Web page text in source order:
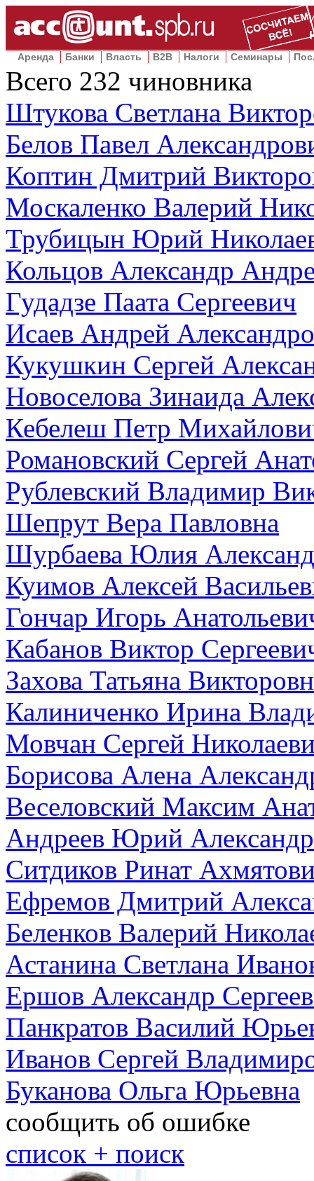
Аренда Банки Власть B2B Налоги Семинары
Всего 232 чиновника
Штукова Светлана
Белов Павел
Коптин Дмитрий
Москаленко Валерий
Трубицын Юрий
Кольцов Александр
Гудадзе Паата Сергеевич
Исаев Андрей
Кукушкин Сергей
Новоселова Зинаида
Кебелеш Петр
Романовский Сергей
Рублевский Владимир
Шепрут Вера Павловна
Шурбаева Юлия
Куимов Алексей
Гончар Игорь
Кабанов Виктор
Захова Татьяна
Калиниченко Ирина
Мовчан Сергей
Борисова Алена
Веселовский Максим
Андреев Юрий
Ситдиков Ринат
Ефремов Дмитрий
Беленков Валерий
Астанина Светлана
Ершов Александр
Панкратов Василий
Иванов Сергей
Буканова Ольга Юрьевна
сообщить об ошибке
cписок + поиск